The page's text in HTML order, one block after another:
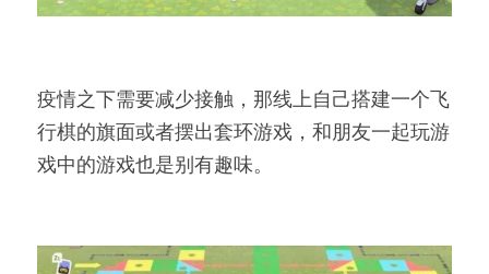
疫情之下需要减少接触，那线上自己搭建一个飞
行棋的旗面或者摆出套环游戏，和朋友一起玩游
戏中的游戏也是别有趣味。